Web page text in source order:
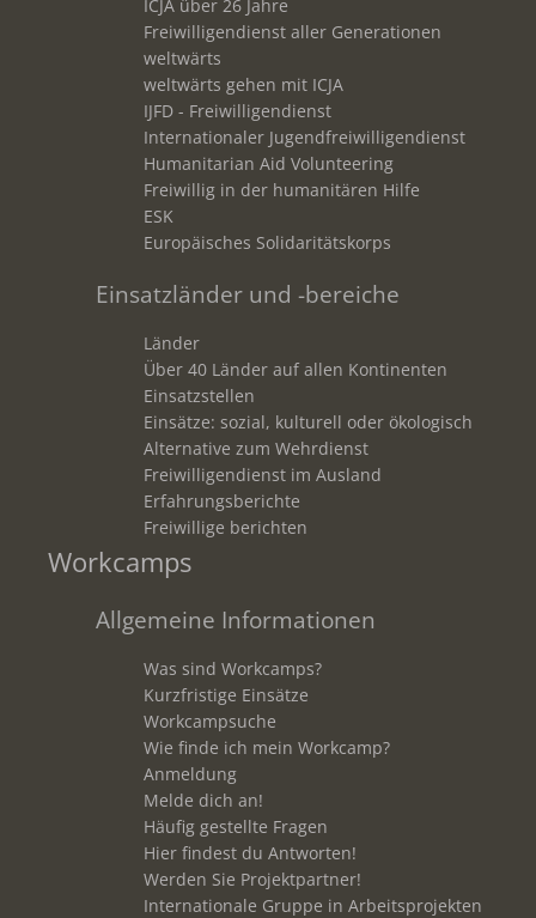
ICJA über 26 Jahre
Freiwilligendienst aller Generationen
weltwärts
weltwärts gehen mit ICJA
IJFD - Freiwilligendienst
Internationaler Jugendfreiwilligendienst
Humanitarian Aid Volunteering
Freiwillig in der humanitären Hilfe
ESK
Europäisches Solidaritätskorps
Einsatzländer und -bereiche
Länder
Über 40 Länder auf allen Kontinenten
Einsatzstellen
Einsätze: sozial, kulturell oder ökologisch
Alternative zum Wehrdienst
Freiwilligendienst im Ausland
Erfahrungsberichte
Freiwillige berichten
Workcamps
Allgemeine Informationen
Was sind Workcamps?
Kurzfristige Einsätze
Workcampsuche
Wie finde ich mein Workcamp?
Anmeldung
Melde dich an!
Häufig gestellte Fragen
Hier findest du Antworten!
Werden Sie Projektpartner!
Internationale Gruppe in Arbeitsprojekten